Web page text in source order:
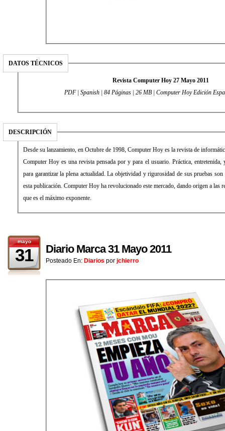
DATOS TÉCNICOS
Revista Computer Hoy 27 Mayo 2011
PDF | Spanish | 84 Páginas | 26 MB | Computer Hoy Edición
DESCRIPCIÓN
Desde su lanzamiento, en Octubre de 1998, Computer Hoy es la revista de
Computer Hoy es una revista pensada por y para el usuario. Práctica,
para garantizar la plena actualidad. La objetividad y rigurosidad de sus pruebas
esta publicación. Computer Hoy ha revolucionado este mercado, dando origen a las
que es el máximo exponente.
mayo
31 Diario Marca 31 Mayo 2011
Posteado En: Diarios por jchierro